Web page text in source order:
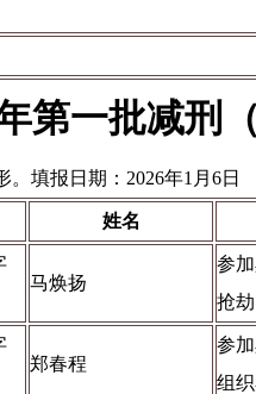
第一批减刑
填报日期：2026年1月6日
姓名
马焕扬
参
抢
郑春程
参
组